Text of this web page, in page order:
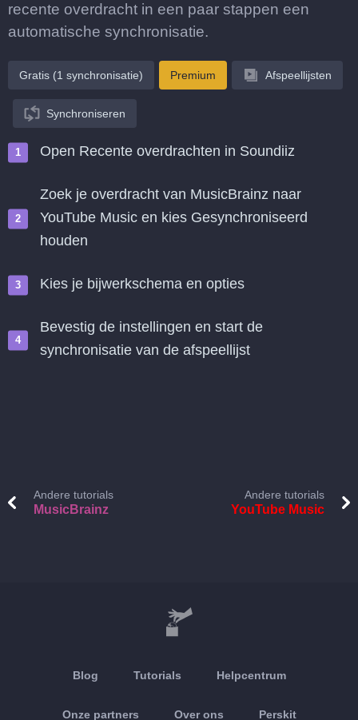
recente overdracht in een paar stappen een
automatische synchronisatie.
Gratis (1 synchronisatie) Premium Afspeellijsten
Synchroniseren
Open Recente overdrachten in Soundiiz
Zoek je overdracht van MusicBrainz naar
YouTube Music en kies Gesynchroniseerd
houden
Kies je bijwerkschema en opties
Bevestig de instellingen en start de
synchronisatie van de afspeellijst
Andere tutorials
MusicBrainz
Andere tutorials
YouTube Music
Blog Tutorials Helpcentrum
Onze partners Over ons Perskit